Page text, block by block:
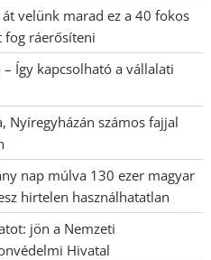
velünk marad ez a 40 fokos
fog ráerősíteni
Így kapcsolható a vállalati
Nyíregyházán számos fajjal
nap múlva 130 ezer magyar
hirtelen használhatatlan
jön a Nemzeti
Hivatal